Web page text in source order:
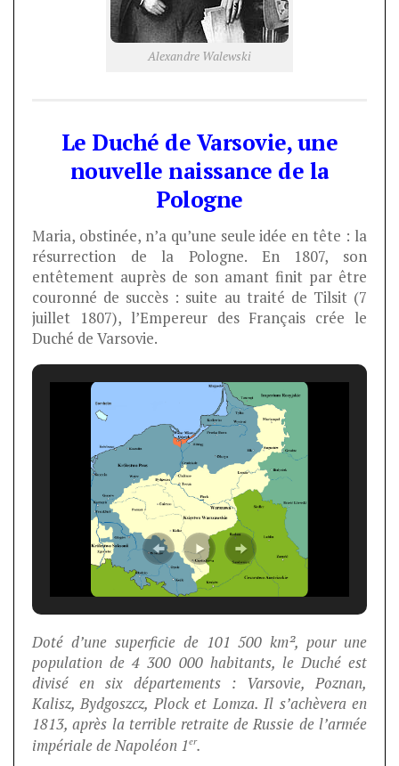
Alexandre Walewski
Le Duché de Varsovie, une
nouvelle naissance de la
Pologne
Maria, obstinée, n’a qu’une seule idée en tête : la
résurrection de la Pologne. En 1807, son
entêtement auprès de son amant finit par être
couronné de succès : suite au traité de Tilsit (7
juillet 1807), l’Empereur des Français crée le
Duché de Varsovie.
Doté d’une superficie de 101 500 km², pour une
population de 4 300 000 habitants, le Duché est
divisé en six départements : Varsovie, Poznan,
Kalisz, Bydgoszcz, Plock et Lomza. Il s’achèvera en
1813, après la terrible retraite de Russie de l’armée
impériale de Napoléon 1er.